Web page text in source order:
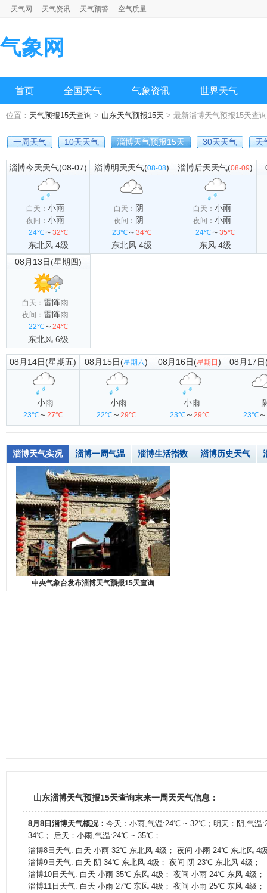
天气网 天气资讯 天气预警 空气质量
气象网
首页 全国天气 气象资讯 世界天气
位置： 天气预报15天查询 > 山东天气预报15天 > 最新淄博天气预报15天查询
一周天气 10天天气 淄博天气预报15天 30天天气 天
淄博今天天气(08-07)
白天： 小雨
夜间： 小雨
24℃～ 32℃
东北风 4级
淄博明天天气(08-08)
白天： 阴
夜间： 阴
23℃～ 34℃
东北风 4级
淄博后天天气(08-09)
白天： 小雨
夜间： 小雨
24℃～ 35℃
东风 4级
08月13日(星期四)
白天： 雷阵雨
夜间： 雷阵雨
22℃ ～ 24℃
东北风 6级
08月14日(星期五)
小雨
23℃ ～ 27℃
08月15日(星期六)
小雨
22℃ ～ 29℃
08月16日(星期日 )
小雨
23℃ ～ 29℃
08月17
23℃ ～
淄博天气实况 淄博一周气温 淄博生活指数 淄博历史天气
中央气象台发布淄博天气预报15天查询
山东淄博天气预报15天查询末来一周天天气信息：
8月8日淄博天气概况： 今天：小雨,气温:24℃ ~ 32℃；明天：阴,气温
34℃； 后天：小雨,气温:24℃ ~ 35℃；
淄博8日天气: 白天 小雨 32℃ 东北风 4级； 夜间 小雨 24℃ 东北风 4
淄博9日天气: 白天 阴 34℃ 东北风 4级； 夜间 阴 23℃ 东北风 4级；
淄博10日天气: 白天 小雨 35℃ 东风 4级； 夜间 小雨 24℃ 东风 4级；
淄博11日天气: 白天 小雨 27℃ 东风 4级； 夜间 小雨 25℃ 东风 4级；